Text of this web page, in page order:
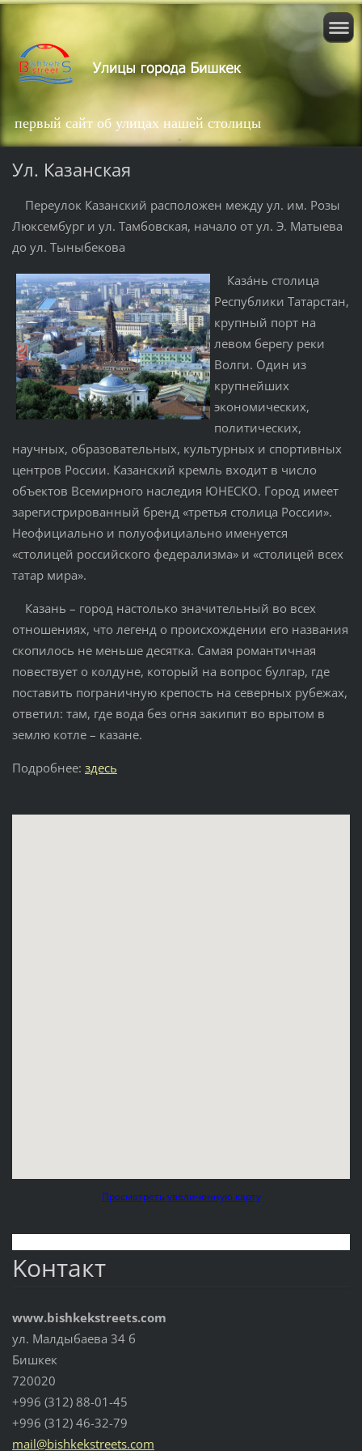
первый сайт об улицах нашей столицы
Ул. Казанская
Переулок Казанский расположен между ул. им. Розы
Люксембург и ул. Тамбовская, начало от ул. Э. Матыева
до ул. Тыныбекова
Каза́нь столица
Республики Татарстан,
крупный порт на
левом берегу реки
Волги. Один из
крупнейших
экономических,
политических,
научных, образовательных, культурных и спортивных
центров России. Казанский кремль входит в число
объектов Всемирного наследия ЮНЕСКО. Город имеет
зарегистрированный бренд «третья столица России».
Неофициально и полуофициально именуется
«столицей российского федерализма» и «столицей всех
татармира».
Казань – город настолько значительный во всех
отношениях, что легенд о происхождении его названия
скопилось не меньше десятка. Самая романтичная
повествует о колдуне, который на вопрос булгар, где
поставить пограничную крепость на северных рубежах,
ответил: там, где вода без огня закипит во врытом в
землю котле – казане.
Подробнее: здесь
Просмотреть увеличенную карту
Koнтакт
www.bishkekstreets.com
ул. Малдыбаева 34 б
Бишкек
720020
+996 (312) 88-01-45
+996 (312) 46-32-79
mail@bishkekstreets.com